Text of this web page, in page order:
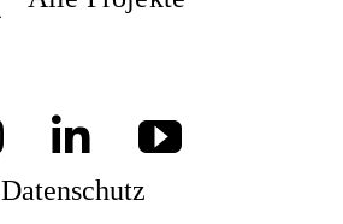
Datenschutz